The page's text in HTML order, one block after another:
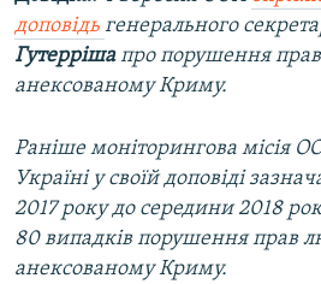
доповідь генерального
Гутеррішапро порушення
анексованому Криму.
Раніше моніторингова місія
Україні у своїй доповіді
2017 року до середини 2018
80 випадків порушення прав
анексованому Криму.